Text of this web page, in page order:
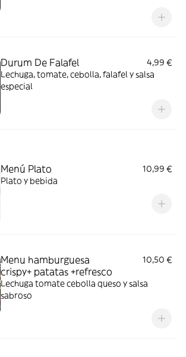
Durum De Falafel
4,99 €
Lechuga, tomate, cebolla, falafel y salsa
especial
Menú Plato
10,99 €
Plato y bebida
Menu hamburguesa
crispy+ patatas +refresco
10,50 €
Lechuga tomate cebolla queso y salsa
sabroso